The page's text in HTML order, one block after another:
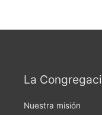
La
Nuestra misión